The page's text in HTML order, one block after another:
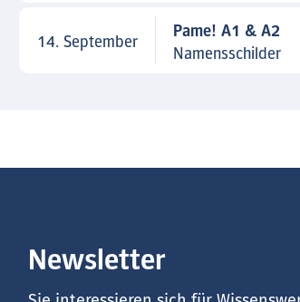
14. September
Pame! A1 & A2
Namensschilder
Newsletter